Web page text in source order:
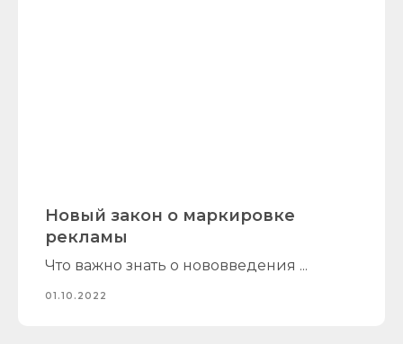
Новый закон о маркировке
рекламы
Что важно знать о нововведения ...
01.10.2022